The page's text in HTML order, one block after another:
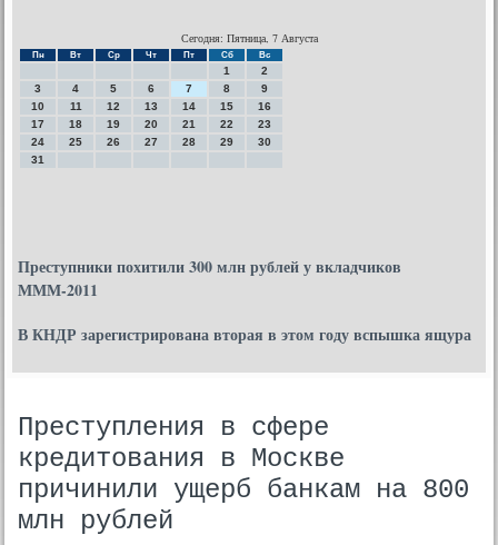
Сегодня: Пятница, 7 Августа
Пн Вт Ср Чт Пт Сб Вс
1
2
3
4 5 6 7 8
9
10
11 12 13 14 15
16
17
18 19 20 21 22
23
24
25 26 27 28 29
30
31
Преступники похитили 300 млн рублей у вкладчиков
МММ-2011
В КНДР зарегистрирована вторая в этом году вспышка ящура
Преступления в сфере
кредитования в Москве
причинили ущерб банкам на 800
млн рублей